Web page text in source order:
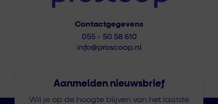
Contactgegevens
055 - 50 58 610
info@proscoop.nl
Aanmelden nieuwsbrief
Wil je op de hoogte blijven van het laatste